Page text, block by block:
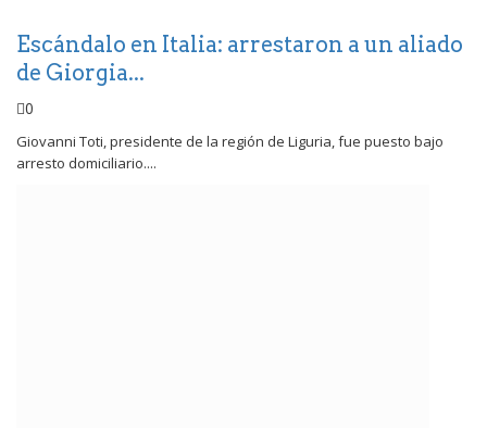
Escándalo en Italia: arrestaron a un aliado
de Giorgia...
0
Giovanni Toti, presidente de la región de Liguria, fue puesto bajo
arresto domiciliario....